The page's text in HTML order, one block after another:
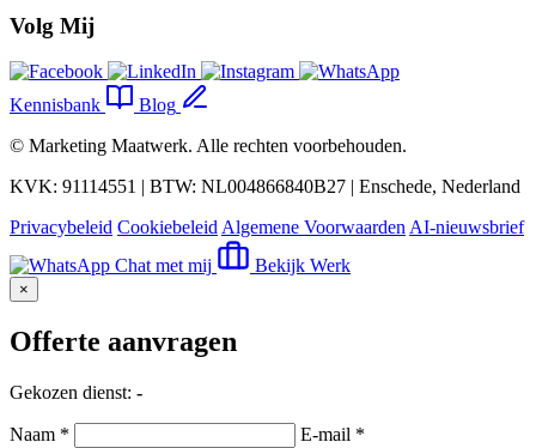
Volg Mij
Kennisbank
Blog
© Marketing Maatwerk. Alle rechten voorbehouden.
KVK: 91114551 | BTW: NL004866840B27 | Enschede, Nederland
Privacybeleid Cookiebeleid Algemene Voorwaarden AI-nieuwsbrief
Chat met mij
Bekijk Werk
×
Offerte aanvragen
Gekozen dienst: -
Naam *
E-mail *